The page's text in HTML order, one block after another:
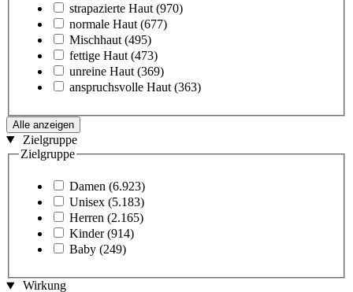
strapazierte Haut (970)
normale Haut (677)
Mischhaut (495)
fettige Haut (473)
unreine Haut (369)
anspruchsvolle Haut (363)
Alle anzeigen
Zielgruppe
Zielgruppe
Damen (6.923)
Unisex (5.183)
Herren (2.165)
Kinder (914)
Baby (249)
Wirkung